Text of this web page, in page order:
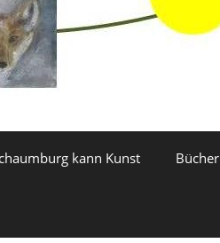
kann Kunst Bücher